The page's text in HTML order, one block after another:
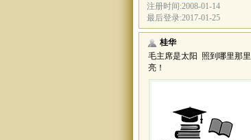
注册时间:2008-01-14
最后登录:2017-01-25
桂华
毛主席是太阳 照到哪里那里
亮！